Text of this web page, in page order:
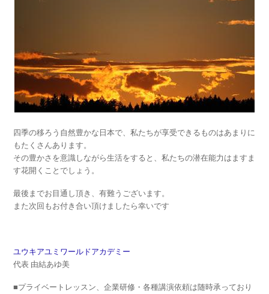
四季の移ろう自然豊かな日本で、私たちが享受できるものはあまりに
もたくさんあります。
その豊かさを意識しながら生活をすると、私たちの潜在能力はますま
す花開くことでしょう。
最後までお目通し頂き、有難うございます。
また次回もお付き合い頂けましたら幸いです
ユウキアユミワールドアカデミー
代表 由結あゆ美
■プライベートレッスン、企業研修・各種講演依頼は随時承っており